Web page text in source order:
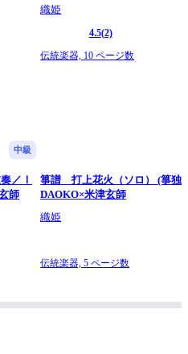
織姫
4.5(2)
伝統楽器, 10 ページ数
中級
／Ⅰ
師
箏譜 打上花火（ソロ） (箏独
DAOKO×米津玄師
織姫
伝統楽器,5 ページ数